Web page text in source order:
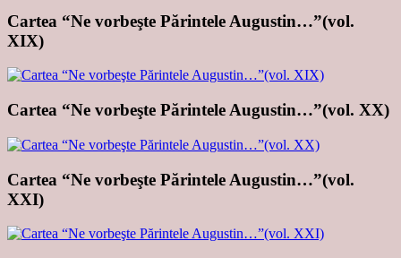
Cartea “Ne vorbeşte Părintele Augustin…”(vol.
XIX)
Cartea “Ne vorbeşte Părintele Augustin…”(vol. XX)
Cartea “Ne vorbeşte Părintele Augustin…”(vol.
XXI)